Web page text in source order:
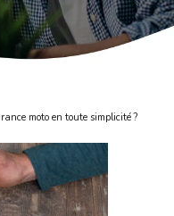
moto en toute simplicité ?